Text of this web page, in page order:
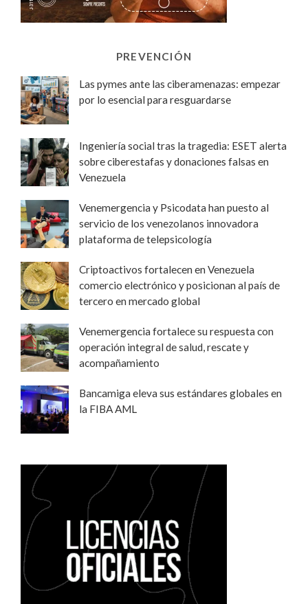
PREVENCIÓN
Las pymes ante las ciberamenazas: empezar
por lo esencial para resguardarse
Ingeniería social tras la tragedia: ESET alerta
sobre ciberestafas y donaciones falsas en
Venezuela
Venemergencia y Psicodata han puesto al
servicio de los venezolanos innovadora
plataforma de telepsicología
Criptoactivos fortalecen en Venezuela
comercio electrónico y posicionan al país de
tercero en mercado global
Venemergencia fortalece su respuesta con
operación integral de salud, rescate y
acompañamiento
Bancamiga eleva sus estándares globales en
la FIBA AML